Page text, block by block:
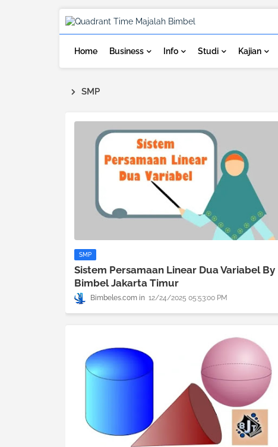
Home Business Info Studi Kajian
SMP
SMP
Sistem Persamaan Linear Dua Variabel By
Bimbel Jakarta Timur
Bimbeles.com 12/24/2025 05:53:00 PM